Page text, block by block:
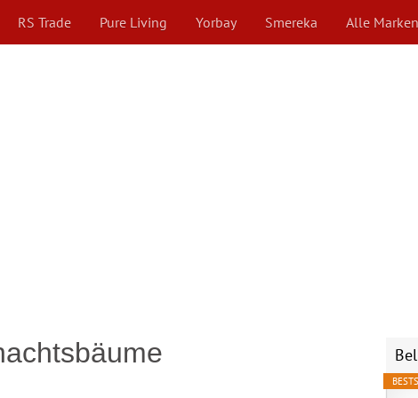
RS Trade Pure Living Yorbay Smereka Alle Marken